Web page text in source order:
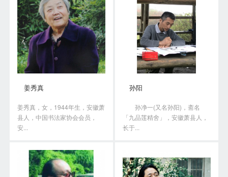
姜秀真
姜秀真，女，1944年生，安徽萧
县人，中国书法家协会会员，
安...
孙阳
孙净一(又名孙阳)，斋名
「九品莲精舍」，安徽萧县人，
长于...